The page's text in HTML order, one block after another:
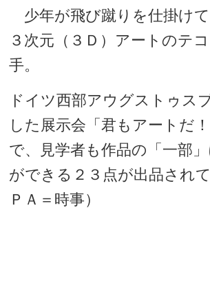
少年が飛び蹴りを仕掛けて
３次元（３Ｄ）アートのテ
手。
ドイツ西部アウグストゥス
した展示会「君もアートだ
で、見学者も作品の「一部
ができる２３点が出品され
ＰＡ＝時事）